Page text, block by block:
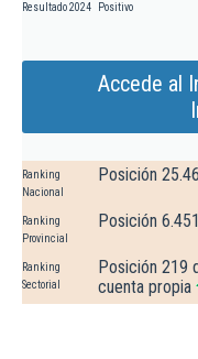
Resultado 2024 Positivo
Accede al
Ranking
Nacional
Posición
Ranking
Provincial
Posición
Ranking
Sectorial
Posición 219
cuenta propia